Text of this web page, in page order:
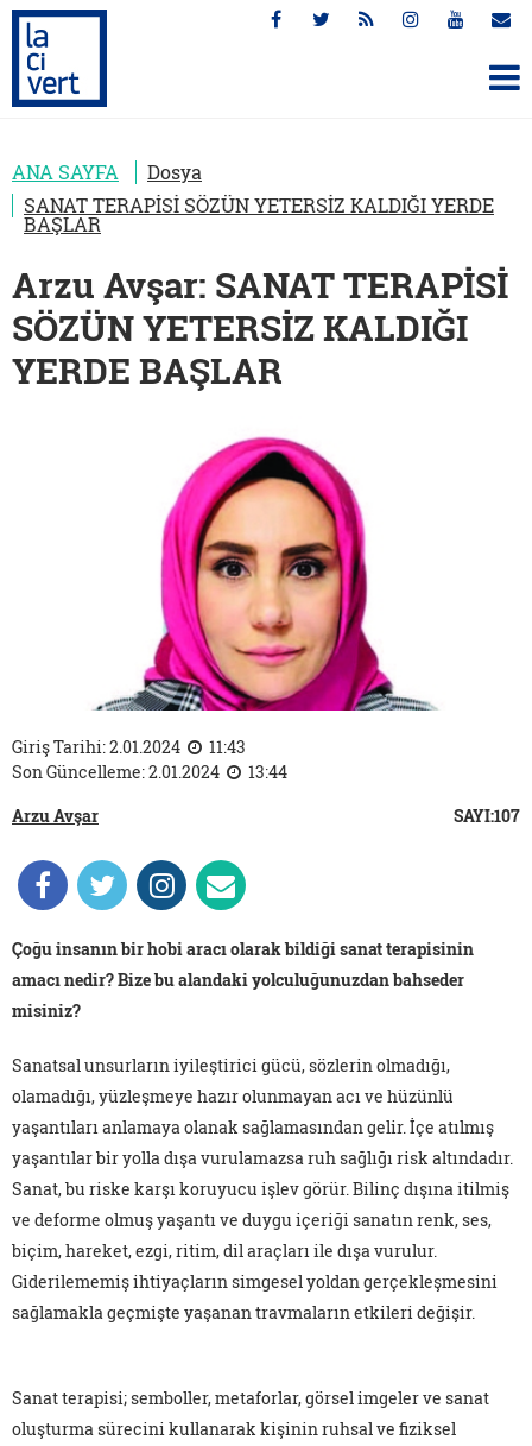
ANA SAYFA
Dosya
SANAT TERAPİSİ SÖZÜN YETERSİZ KALDIĞI YERDE
BAŞLAR
Arzu Avşar: SANAT TERAPİSİ
SÖZÜN YETERSİZ KALDIĞI
YERDE BAŞLAR
Giriş Tarihi: 2.01.2024
11:43
Son Güncelleme: 2.01.2024
13:44
Arzu Avşar
SAYI:107
Çoğu insanın bir hobi aracı olarak bildiği sanat terapisinin
amacı nedir? Bize bu alandaki yolculuğunuzdan bahseder
misiniz?
Sanatsal unsurların iyileştirici gücü, sözlerin olmadığı,
olamadığı, yüzleşmeye hazır olunmayan acı ve hüzünlü
yaşantıları anlamaya olanak sağlamasından gelir. İçe atılmış
yaşantılar bir yolla dışa vurulamazsa ruh sağlığı risk altındadır.
Sanat, bu riske karşı koruyucu işlev görür. Bilinç dışına itilmiş
ve deforme olmuş yaşantı ve duygu içeriği sanatın renk, ses,
biçim, hareket, ezgi, ritim, dil araçları ile dışa vurulur.
Giderilememiş ihtiyaçların simgesel yoldan gerçekleşmesini
sağlamakla geçmişte yaşanan travmaların etkileri değişir.
Sanat terapisi; semboller, metaforlar, görsel imgeler ve sanat
oluşturma sürecini kullanarak kişinin ruhsal ve fiziksel